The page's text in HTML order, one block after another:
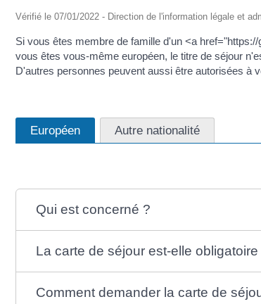
Vérifié le 07/01/2022 - Direction de l'information légale et
Si vous êtes membre de famille d'un <a
vous êtes vous-même européen, le titre de séjour
D'autres personnes peuvent aussi être autorisées à
Européen Autre nationalité
Qui est concerné ?
La carte de séjour est-elle obligatoire
Comment demander la carte de